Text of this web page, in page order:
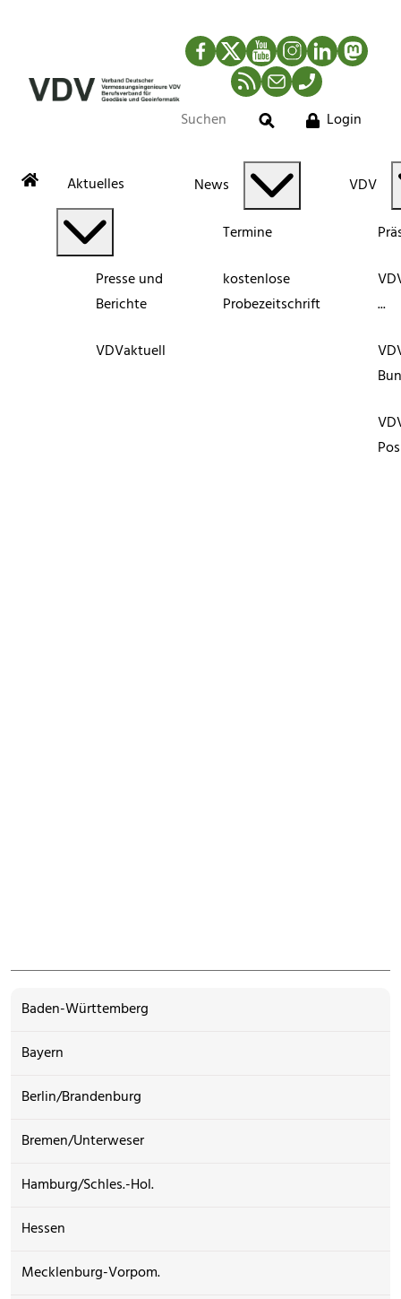
Facebook
TwitterYouTubeInstagram
LinkedIn
RSS-Newsfeed
MailTelefon
Suche
Login
Aktuelles
Presse und
Berichte
VDVaktuell
News
Termine
kostenlose
Probezeitschrift
VDV
...
Baden-Württemberg
Bayern
Berlin/Brandenburg
Bremen/Unterweser
Hamburg/Schles.-Hol.
Hessen
Mecklenburg-Vorpom.